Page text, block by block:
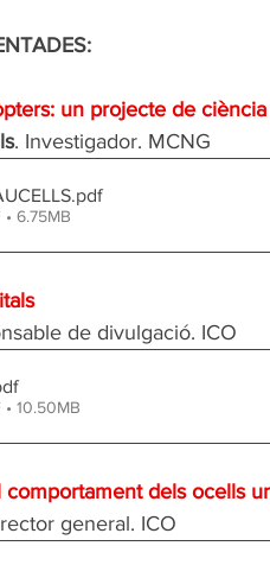
un projecte de
. Investigador. MCNG
.pdf
6.75MB
de divulgació. ICO
10.50MB
comportament dels ocells
general. ICO